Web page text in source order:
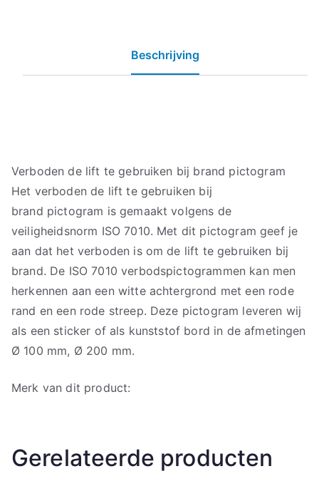
Beschrijving
Verboden de lift te gebruiken bij brand pictogram
Het verboden de lift te gebruiken bij
brand pictogram is gemaakt volgens de
veiligheidsnorm ISO 7010. Met dit pictogram geef je
aan dat het verboden is om de lift te gebruiken bij
brand. De ISO 7010 verbodspictogrammen kan men
herkennen aan een witte achtergrond met een rode
rand en een rode streep. Deze pictogram leveren wij
als een sticker of als kunststof bord in de afmetingen
Ø 100 mm, Ø 200 mm.
Merk van dit product:
Gerelateerde producten